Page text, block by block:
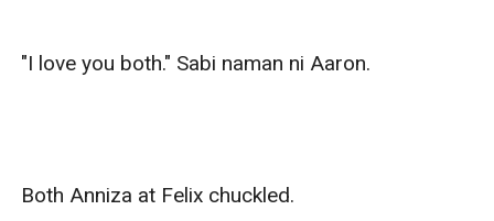
"I love you both." Sabi naman ni Aaron.
Both Anniza at Felix chuckled.